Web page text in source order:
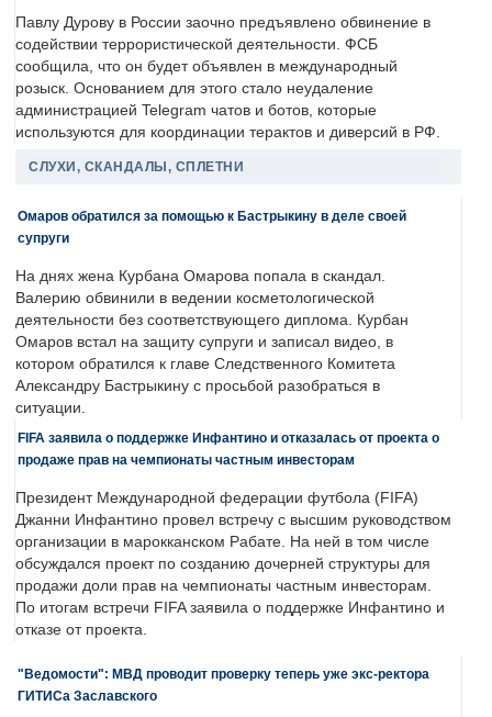
Павлу Дурову в России заочно предъявлено обвинение в
содействии террористической деятельности. ФСБ
сообщила, что он будет объявлен в международный
розыск. Основанием для этого стало неудаление
администрацией Telegram чатов и ботов, которые
используются для координации терактов и диверсий в РФ.
СЛУХИ, СКАНДАЛЫ, СПЛЕТНИ
Омаров обратился за помощью к Бастрыкину в деле своей
супруги
На днях жена Курбана Омарова попала в скандал.
Валерию обвинили в ведении косметологической
деятельности без соответствующего диплома. Курбан
Омаров встал на защиту супруги и записал видео, в
котором обратился к главе Следственного Комитета
Александру Бастрыкину с просьбой разобраться в
ситуации.
FIFA заявила о поддержке Инфантино и отказалась от проекта о
продаже прав на чемпионаты частным инвесторам
Президент Международной федерации футбола (FIFA)
Джанни Инфантино провел встречу с высшим руководством
организации в марокканском Рабате. На ней в том числе
обсуждался проект по созданию дочерней структуры для
продажи доли прав на чемпионаты частным инвесторам.
По итогам встречи FIFA заявила о поддержке Инфантино и
отказе от проекта.
"Ведомости": МВД проводит проверку теперь уже экс-ректора
ГИТИСа Заславского